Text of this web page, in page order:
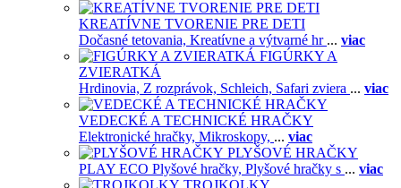
KREATÍVNE TVORENIE PRE DETI
Dočasné tetovania, Kreatívne a výtvarné hr ... viac
FIGÚRKY A
ZVIERATKÁ
Hrdinovia, Z rozprávok, Schleich, Safari zviera ... viac
VEDECKÉ A TECHNICKÉ HRAČKY
Elektronické hračky, Mikroskopy, ... viac
PLYŠOVÉ HRAČKY
PLAY ECO Plyšové hračky, Plyšové hračky s ... viac
TROJKOLKY